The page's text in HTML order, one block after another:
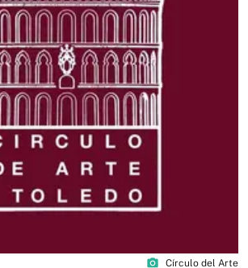
photo_camera Círculo del Arte